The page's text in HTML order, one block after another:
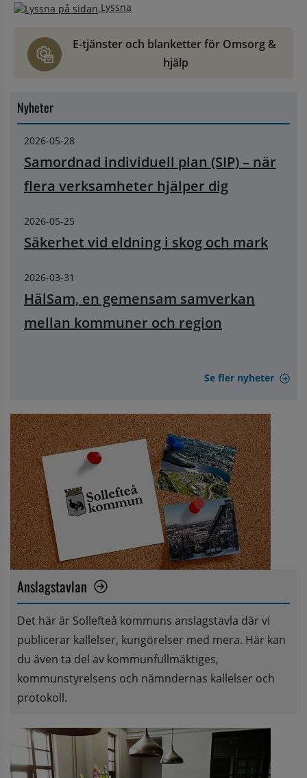
Lyssna
E-tjänster och blanketter för Omsorg &
hjälp
Nyheter
2026-05-28
Samordnad individuell plan (SIP) – när
flera verksamheter hjälper dig
2026-05-25
Säkerhet vid eldning i skog och mark
2026-03-31
HälSam, en gemensam samverkan
mellan kommuner och region
Se fler nyheter
Anslagstavlan
Det här är Sollefteå kommuns anslagstavla där vi
publicerar kallelser, kungörelser med mera. Här kan
du även ta del av kommunfullmäktiges,
kommunstyrelsens och nämndernas kallelser och
protokoll.